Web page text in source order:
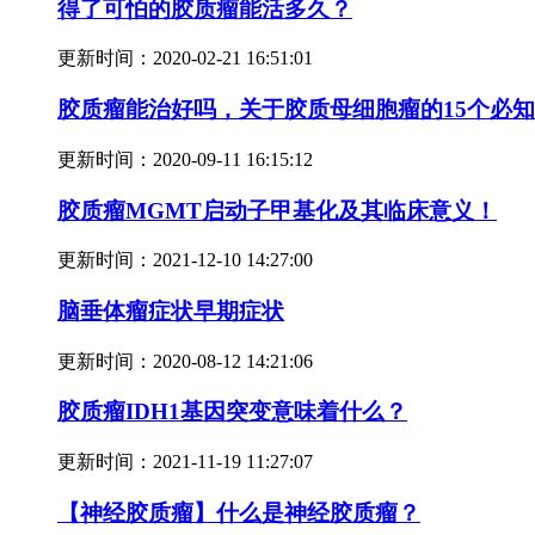
得了可怕的胶质瘤能活多久？
更新时间： 2020-02-21 16:51:01
胶质瘤能治好吗，关于胶质母细胞瘤的15个必
更新时间： 2020-09-11 16:15:12
胶质瘤MGMT启动子甲基化及其临床意义！
更新时间： 2021-12-10 14:27:00
脑垂体瘤症状早期症状
更新时间： 2020-08-12 14:21:06
胶质瘤IDH1基因突变意味着什么？
更新时间： 2021-11-19 11:27:07
【神经胶质瘤】什么是神经胶质瘤？